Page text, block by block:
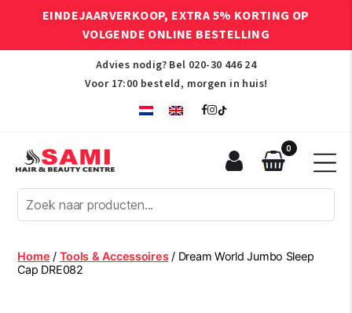
EINDEJAARVERKOOP, EXTRA 5% KORTING OP
VOLGENDE ONLINE BESTELLING
Advies nodig? Bel 020-30 446 24
Voor 17:00 besteld, morgen in huis!
Afro
Hair
Beauty
Centre
0
Home / Tools & Accessoires/ Dream World Jumbo Sleep
Cap DRE082